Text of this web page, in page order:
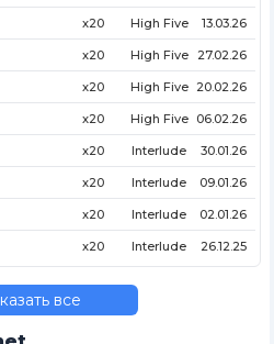
x20 High Five 13.03.26
x20 High Five 27.02.26
x20 High Five 20.02.26
x20 High Five 06.02.26
x20 Interlude 30.01.26
x20 Interlude 09.01.26
x20 Interlude 02.01.26
x20 Interlude 26.12.25
все